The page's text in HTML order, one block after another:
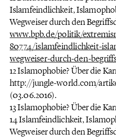
Islamfeindlichkeit,
Wegweiser durch den
www.bpb.de/politik/
80774/islamfeindlichkeit-
wegweiser-durch-den-
12 Islamophobie? Über die
http://jungle-world.com/
(03.06.2016).
13 Islamophobie? Über die
14 Islamfeindlichkeit,
Wegweiser durch den